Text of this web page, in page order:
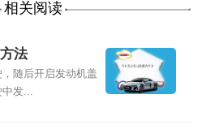
相关阅读
法
随后开启发动机盖
中发...